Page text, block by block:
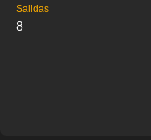
Salidas
8